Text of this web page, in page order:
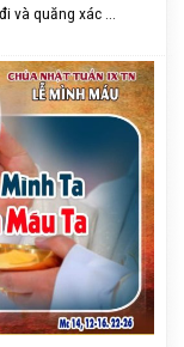
và quăng xác ...